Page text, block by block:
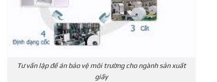
Tư vấn lập đề án bảo vệ môi trường cho ngành sản xuất
giấy